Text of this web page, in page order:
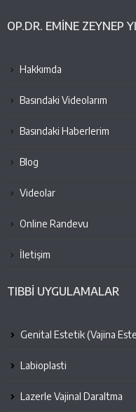
OP.DR. EMINE ZEYNEP
Hakkımda
Basındaki Videolarım
Basındaki Haberlerim
Blog
Videolar
Online Randevu
İletişim
TIBBİ UYGULAMALAR
Genital Estetik (Vajina
Labioplasti
Lazerle Vajinal Daraltma